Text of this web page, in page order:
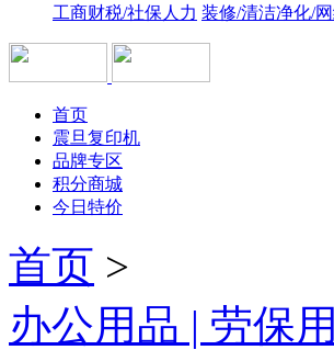
工商财税/社保人力 装修/清洁净化/
首页
震旦复印机
品牌专区
积分商城
今日特价
首页 >
办公用品 | 劳保